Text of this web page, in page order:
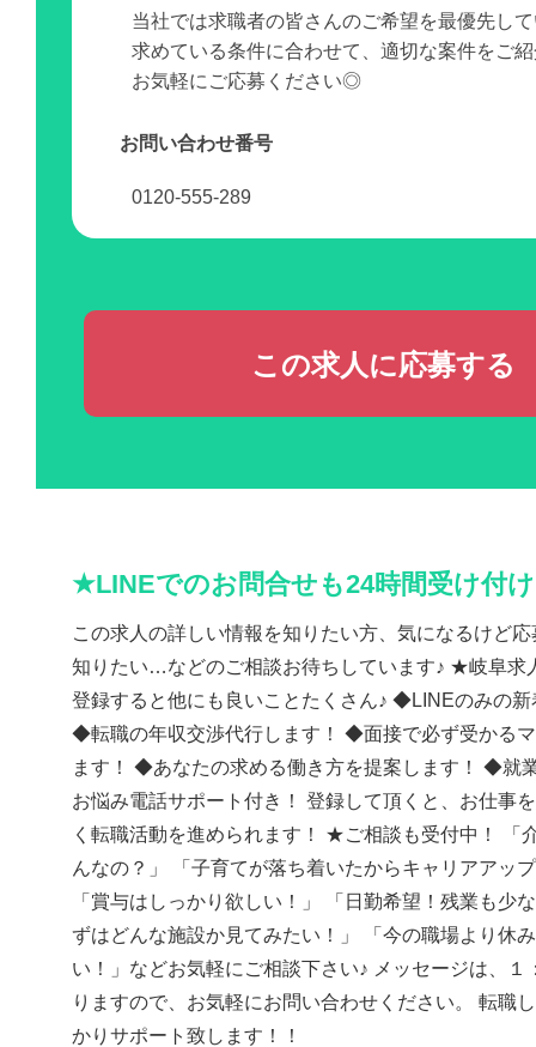
当社では求職者の皆さんのご希望を最優先し
求めている条件に合わせて、適切な案件をご
お気軽にご応募ください◎
お問い合わせ番号
0120-555-289
この求人に応募する
★LINEでのお問合せも24時間受け付
この求人の詳しい情報を知りたい方、気になるけど
知りたい…などのご相談お待ちしています♪ ★岐阜求
登録すると他にも良いことたくさん♪ ◆LINEのみの
◆転職の年収交渉代行します！ ◆面接で必ず受かる
ます！ ◆あなたの求める働き方を提案します！ ◆就
お悩み電話サポート付き！ 登録して頂くと、お仕事
く転職活動を進められます！ ★ご相談も受付中！ 「
んなの？」 「子育てが落ち着いたからキャリアアッ
「賞与はしっかり欲しい！」 「日勤希望！残業も少
ずはどんな施設か見てみたい！」 「今の職場より休
い！」などお気軽にご相談下さい♪ メッセージは、１
りますので、お気軽にお問い合わせください。 転職
かりサポート致します！！